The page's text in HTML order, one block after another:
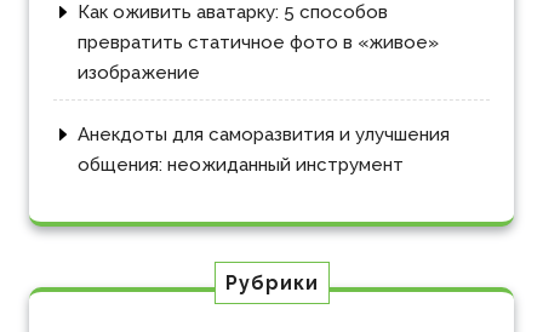
Как оживить аватарку: 5 способов
превратить статичное фото в «живое»
изображение
Анекдоты для саморазвития и улучшения
общения: неожиданный инструмент
Рубрики